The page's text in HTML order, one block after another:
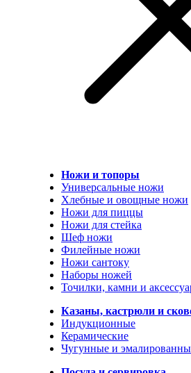
Ножи и топоры
Универсальные ножи
Хлебные и овощные ножи
Ножи для пиццы
Ножи для стейка
Шеф ножи
Филейные ножи
Ножи сантоку
Наборы ножей
Точилки, камни и
Казаны, кастрюли и
Индукционные
Керамические
Чугунные и